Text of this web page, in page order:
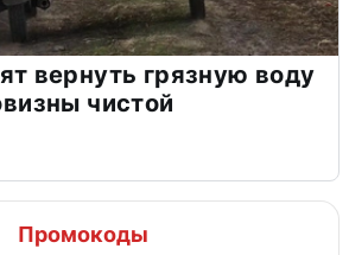
вернуть грязную воду
чистой
Промокоды